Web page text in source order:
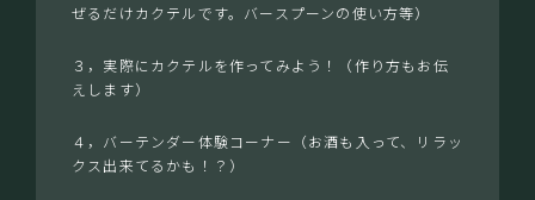
ぜるだけカクテルです。バースプーンの使い方等）
３，実際にカクテルを作ってみよう！（作り方もお伝
えします）
４，バーテンダー体験コーナー（お酒も入って、リラッ
クス出来てるかも！？）